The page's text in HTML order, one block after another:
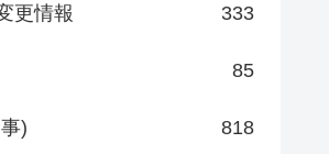
更情報 333
85
) 818